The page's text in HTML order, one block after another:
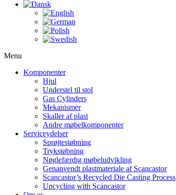
Menu
Komponenter
Hjul
Understel til stol
Gas Cylinders
Mekanismer
Skaller af plast
Andre møbelkomponenter
Serviceydelser
Sprøjtestøbning
Trykstøbning
Nøglefærdig møbeludvikling
Genanvendt plastmateriale af Scancastor
Scancastor’s Recycled Die Casting Process
Upcycling with Scancastor